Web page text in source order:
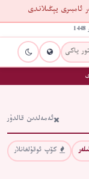
ئامبىرى يېڭىلاندى
ئەمەلدىن قالدۇر
كۆپ ئوقۇلغانلار